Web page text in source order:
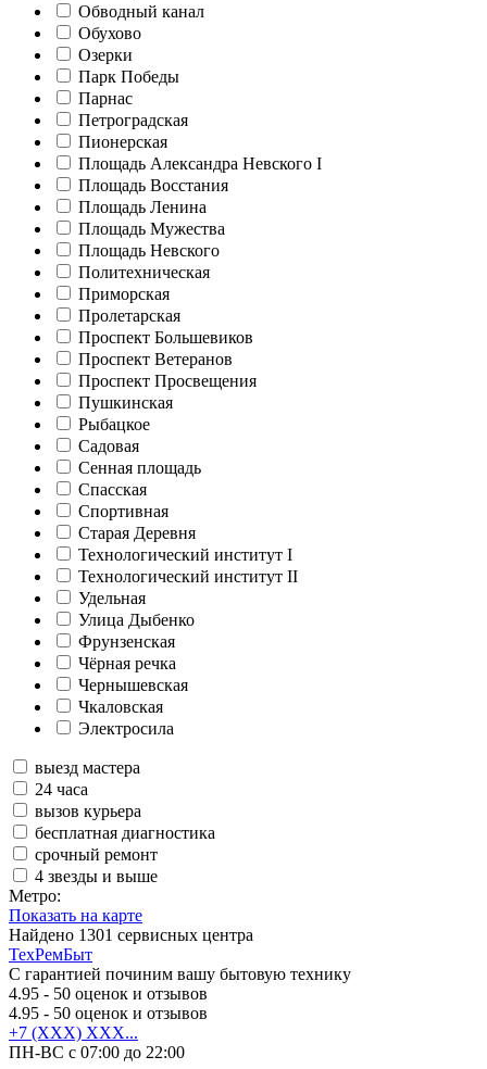
Обводный канал
Обухово
Озерки
Парк Победы
Парнас
Петроградская
Пионерская
Площадь Александра Невского I
Площадь Восстания
Площадь Ленина
Площадь Мужества
Площадь Невского
Политехническая
Приморская
Пролетарская
Проспект Большевиков
Проспект Ветеранов
Проспект Просвещения
Пушкинская
Рыбацкое
Садовая
Сенная площадь
Спасская
Спортивная
Старая Деревня
Технологический институт I
Технологический институт II
Удельная
Улица Дыбенко
Фрунзенская
Чёрная речка
Чернышевская
Чкаловская
Электросила
выезд мастера
24 часа
вызов курьера
бесплатная диагностика
срочный ремонт
4 звезды и выше
Метро:
Показать на карте
Найдено 1301 сервисных центра
ТехРемБыт
С гарантией починим вашу бытовую технику
4.95 - 50 оценок и отзывов
4.95 - 50 оценок и отзывов
+7 (XXX) XXX...
ПН-ВС с 07:00 до 22:00